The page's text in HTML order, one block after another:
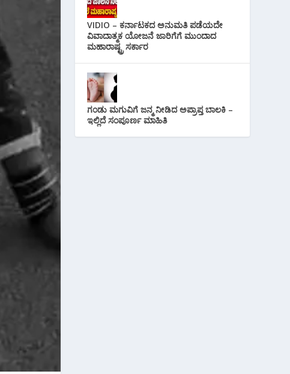
VIDIO – ಕರ್ನಾಟಕದ ಅನುಮತಿ ಪಡೆಯದೇ
ವಿವಾದಾತ್ಮಕ ಯೋಜನೆ ಜಾರಿಗೆಗೆ ಮುಂದಾದ
ಮಹಾರಾಷ್ಟ್ರ ಸರ್ಕಾರ
ಗಂಡು ಮಗುವಿಗೆ ಜನ್ಮ ನೀಡಿದ ಅಪ್ರಾಪ್ತ ಬಾಲಕಿ –
ಇಲ್ಲಿದೆ ಸಂಪೂರ್ಣ ಮಾಹಿತಿ